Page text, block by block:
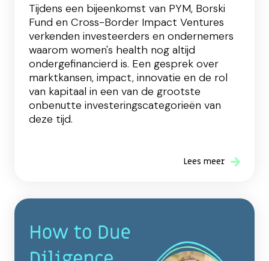
Tijdens een bijeenkomst van PYM, Borski
Fund en Cross-Border Impact Ventures
verkenden investeerders en ondernemers
waarom women's health nog altijd
ondergefinancierd is. Een gesprek over
marktkansen, impact, innovatie en de rol
van kapitaal in een van de grootste
onbenutte investeringscategorieën van
deze tijd.
Lees meer